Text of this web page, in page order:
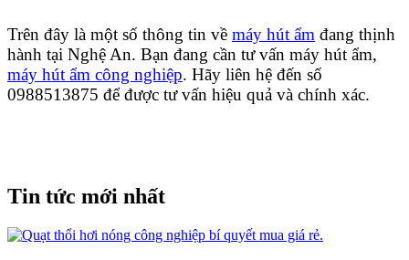
Trên đây là một số thông tin về máy hút ẩm đang thịnh
hành tại Nghệ An. Bạn đang cần tư vấn máy hút ẩm,
máy hút ẩm công nghiệp. Hãy liên hệ đến số
0988513875 để được tư vấn hiệu quả và chính xác.
Tin tức mới nhất